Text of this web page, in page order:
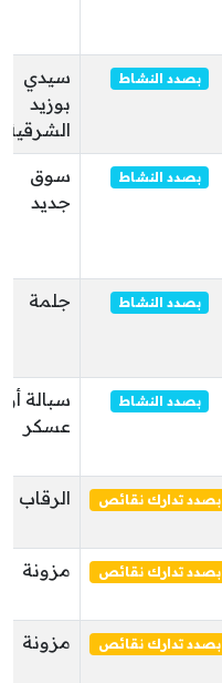
بصدد النشاط
سيدي
بوزيد
الشرقية
بصدد النشاط
سوق
جديد
بصدد النشاط جلمة
بصدد النشاط
سبالة
عسكر
بصدد تدارك نقائص الرقاب
بصدد تدارك نقائص مزونة
بصدد تدارك نقائص مزونة